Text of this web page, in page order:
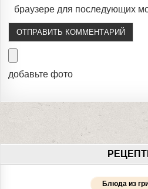
браузере для последующих
добавьте фото
Блюда из